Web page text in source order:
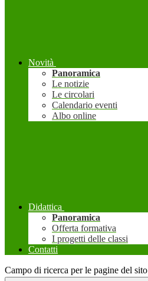
Novità
Panoramica
Le notizie
Le circolari
Calendario eventi
Albo online
Didattica
Panoramica
Offerta formativa
I progetti delle classi
Contatti
Campo di ricerca per le pagine del sito